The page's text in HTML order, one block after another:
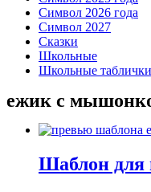
Символ 2026 года
Символ 2027
Сказки
Школьные
Школьные таблички
ежик с
Шаблон для